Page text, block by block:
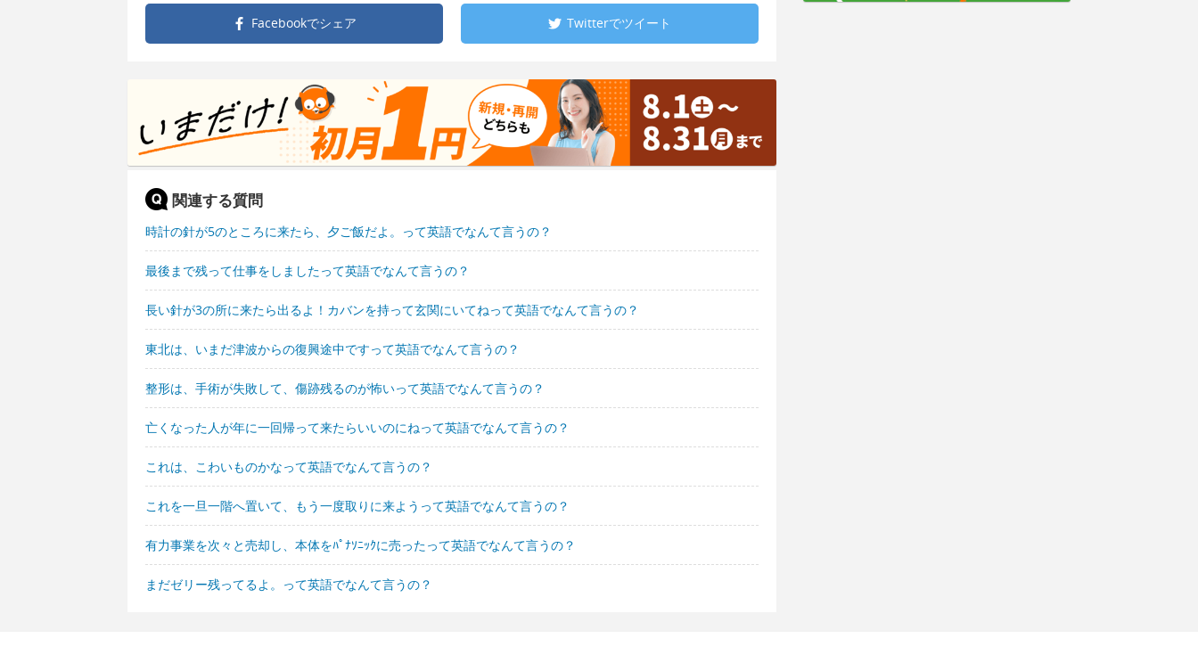
Facebookでシェア Twitterでツイート
関連する質問
時計の針が5のところに来たら、夕ご飯だよ。って英語でなんて言うの？
最後まで残って仕事をしましたって英語でなんて言うの？
長い針が3の所に来たら出るよ！カバンを持って玄関にいてねって英語でなんて言うの？
東北は、いまだ津波からの復興途中ですって英語でなんて言うの？
整形は、手術が失敗して、傷跡残るのが怖いって英語でなんて言うの？
亡くなった人が年に一回帰って来たらいいのにねって英語でなんて言うの？
これは、こわいものかなって英語でなんて言うの？
これを一旦一階へ置いて、もう一度取りに来ようって英語でなんて言うの？
有力事業を次々と売却し、本体をﾊﾟﾅｿﾆｯｸに売ったって英語でなんて言うの？
まだゼリー残ってるよ。って英語でなんて言うの？